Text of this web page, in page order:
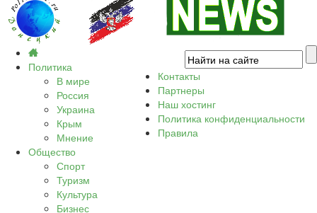
Политика
В мире
Россия
Украина
Крым
Мнение
Общество
Спорт
Туризм
Культура
Бизнес
Контакты
Партнеры
Наш хостинг
Политика конфиденциальности
Правила